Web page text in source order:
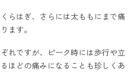
らはぎ、さらには太ももにまで痛
ます。
れですが、ピーク時には歩行や立
ほどの痛みになることも珍しくあ